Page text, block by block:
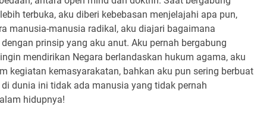
terbuka, aku diberi kebebasan menjelajahi apa pun,
manusia-manusia radikal, aku diajari bagaimana
prinsip yang aku anut. Aku pernah bergabung
mendirikan Negara berlandaskan hukum agama, aku
kegiatan kemasyarakatan, bahkan aku pun sering berbuat
dunia ini tidak ada manusia yang tidak pernah
hidupnya!